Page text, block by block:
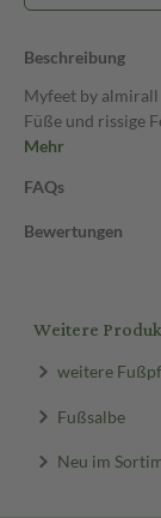
Beschreibung
Myfeet by
Füße und rissige
Mehr
FAQs
Bewertungen
Weitere
weitere
Fußsalbe
Neu im